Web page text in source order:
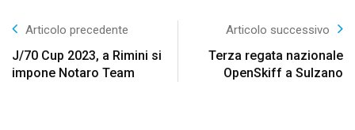
Articolo precedente
J/70 Cup 2023, a Rimini si
impone Notaro Team
Articolo successivo
Terza regata nazionale
OpenSkiff a Sulzano